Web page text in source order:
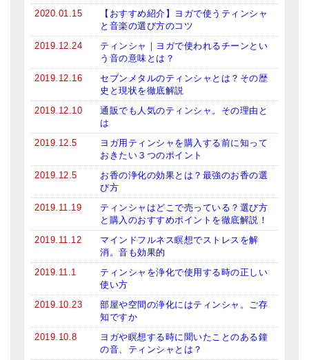
2020.01.15
【おすすめ紹介】ヨガで使うティンシャ
と音楽の選び方のコツ
2019.12.24
ティンシャ｜ヨガで使われるチーンとい
う音の意味とは？
2019.12.16
セブンメタルのティンシャとは？その歴
史と現状を徹底解説
2019.12.10
通販でも人気のティンシャ。その理由と
は
2019.12.5
ヨガ用ティンシャを購入する前に知って
おきたい３つのポイント
2019.12.5
お香の浄化の効果とは？最強のお香の選
び方
2019.11.19
ティンシャはどこで売っている？選び方
と購入のおすすめポイントを徹底解説！
2019.11.12
マインドフルネス瞑想でストレスを解
消。音も効果的
2019.11.1
ティンシャを浄化で使用する時の正しい
使い方
2019.10.23
部屋や空間の浄化にはティンシャ。ご存
知ですか
2019.10.8
ヨガや瞑想する時に聞いたことのある鐘
の音、ティンシャとは？